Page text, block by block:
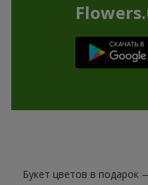
Букет цветов в подарок